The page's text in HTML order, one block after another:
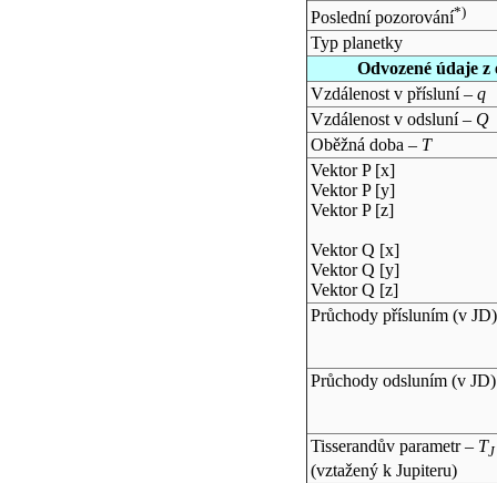
Poslední pozorování*)
Typ planetky
Odvozené údaje
Vzdálenost v přísluní – q
Vzdálenost v odsluní – Q
Oběžná doba – T
Vektor P [x]
Vektor P [y]
Vektor P [z]
Vektor Q [x]
Vektor Q [y]
Vektor Q [z]
Průchody přísluním (v JD)
Průchody odsluním (v JD)
Tisserandův parametr – TJ
(vztažený k Jupiteru)